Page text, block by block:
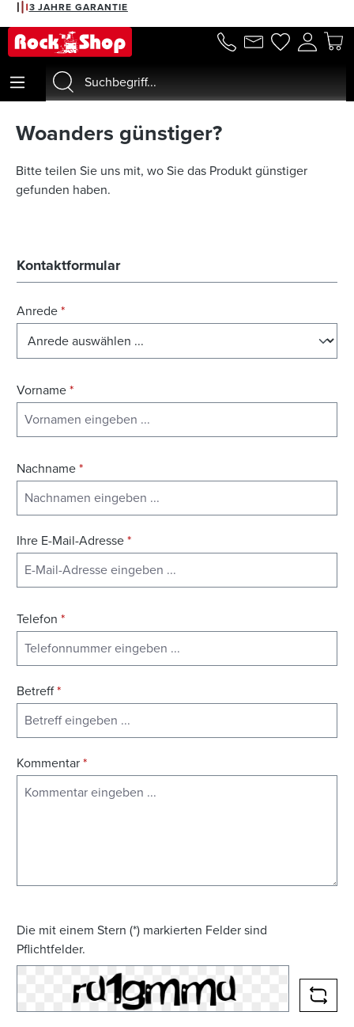
springen
3 JAHRE GARANTIE
Woanders günstiger?
Bitte teilen Sie uns mit, wo Sie das Produkt günstiger
gefunden haben.
Kontaktformular
Anrede*
Vorname*
Nachname*
Ihre E-Mail-Adresse*
Telefon *
Betreff*
Kommentar*
Die mit einem Stern (*) markierten Felder sind
Pflichtfelder.